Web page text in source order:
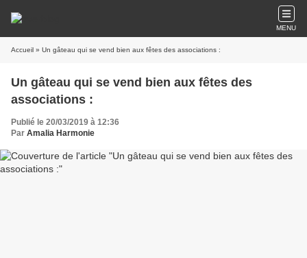
MENU
Accueil » Un gâteau qui se vend bien aux fêtes des associations :
Un gâteau qui se vend bien aux fêtes des
associations :
Publié le 20/03/2019 à 12:36
Par Amalia Harmonie